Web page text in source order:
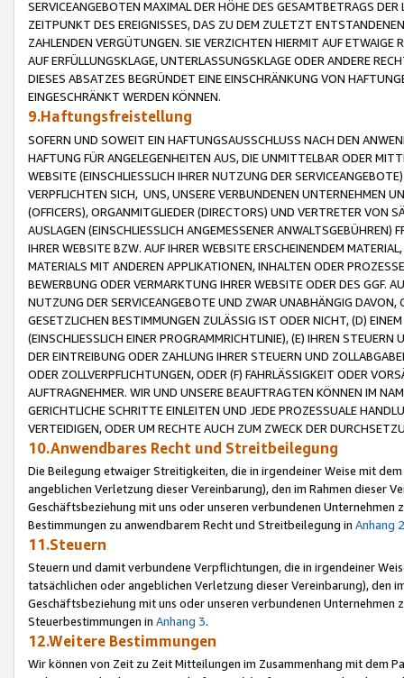
SERVICEANGEBOTEN MAXIMAL DER HÖHE DES GESAMTBETRAGS
ZEITPUNKT DES EREIGNISSES, DAS ZU DEM ZULETZT
ZAHLENDEN VERGÜTUNGEN. SIE VERZICHTEN HIERMIT AUF
AUF ERFÜLLUNGSKLAGE, UNTERLASSUNGSKLAGE ODER ANDERE
DIESES ABSATZES BEGRÜNDET EINE EINSCHRÄNKUNG VON
EINGESCHRÄNKT WERDEN KÖNNEN.
9.Haftungsfreistellung
SOFERN UND SOWEIT EIN HAFTUNGSAUSSCHLUSS NACH DEN
HAFTUNG FÜR ANGELEGENHEITEN AUS, DIE UNMITTELBAR ODER
WEBSITE (EINSCHLIESSLICH IHRER NUTZUNG DER
VERPFLICHTEN SICH, UNS, UNSERE VERBUNDENEN UNTERNEHMEN
(OFFICERS), ORGANMITGLIEDER (DIRECTORS) UND VERTRETER VON
AUSLAGEN (EINSCHLIESSLICH ANGEMESSENER
IHRER WEBSITE BZW. AUF IHRER WEBSITE ERSCHEINENDEM
MATERIALS MIT ANDEREN APPLIKATIONEN, INHALTEN ODER
BEWERBUNG ODER VERMARKTUNG IHRER WEBSITE ODER DES GGF.
NUTZUNG DER SERVICEANGEBOTE UND ZWAR UNABHÄNGIG
GESETZLICHEN BESTIMMUNGEN ZULÄSSIG IST ODER NICHT, (D)
(EINSCHLIESSLICH EINER PROGRAMMRICHTLINIE), (E) IHREN
DER EINTREIBUNG ODER ZAHLUNG IHRER STEUERN UND
ODER ZOLLVERPFLICHTUNGEN, ODER (F) FAHRLÄSSIGKEIT ODER
AUFTRAGNEHMER. WIR UND UNSERE BEAUFTRAGTEN KÖNNEN IM
GERICHTLICHE SCHRITTE EINLEITEN UND JEDE PROZESSUALE
VERTEIDIGEN, ODER UM RECHTE AUCH ZUM ZWECK DER
10.Anwendbares Recht und Streitbeilegung
Die Beilegung etwaiger Streitigkeiten, die in irgendeiner Weise mit
angeblichen Verletzung dieser Vereinbarung), den im Rahmen dieser
Geschäftsbeziehung mit uns oder unseren verbundenen
Bestimmungen zu anwendbarem Recht und Streitbeilegung in Anhang 2
11.Steuern
Steuern und damit verbundene Verpflichtungen, die in irgendeiner
tatsächlichen oder angeblichen Verletzung dieser Vereinbarung), den
Geschäftsbeziehung mit uns oder unseren verbundenen
Steuerbestimmungen in Anhang 3.
12.Weitere Bestimmungen
Wir können von Zeit zu Zeit Mitteilungen im Zusammenhang mit dem